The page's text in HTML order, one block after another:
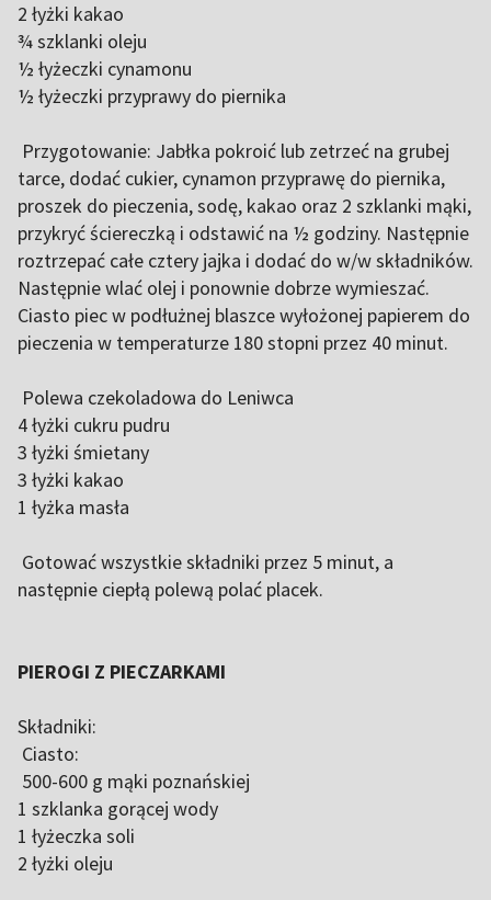
2 łyżki kakao
¾ szklanki oleju
½ łyżeczki cynamonu
½ łyżeczki przyprawy do piernika
Przygotowanie: Jabłka pokroić lub zetrzeć na grubej
tarce, dodać cukier, cynamon przyprawę do piernika,
proszek do pieczenia, sodę, kakao oraz 2 szklanki mąki,
przykryć ściereczką i odstawić na ½ godziny. Następnie
roztrzepać całe cztery jajka i dodać do w/w składników.
Następnie wlać olej i ponownie dobrze wymieszać.
Ciasto piec w podłużnej blaszce wyłożonej papierem do
pieczenia w temperaturze 180 stopni przez 40 minut.
Polewa czekoladowa do Leniwca
4 łyżki cukru pudru
3 łyżki śmietany
3 łyżki kakao
1 łyżka masła
Gotować wszystkie składniki przez 5 minut, a
następnie ciepłą polewą polać placek.
PIEROGI Z PIECZARKAMI
Składniki:
Ciasto:
500-600 g mąki poznańskiej
1 szklanka gorącej wody
1 łyżeczka soli
2 łyżki oleju